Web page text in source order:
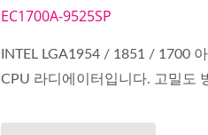
EC1700A-9525SP
INTEL LGA1954 / 1851 / 1700
CPU 라디에이터입니다. 고밀도